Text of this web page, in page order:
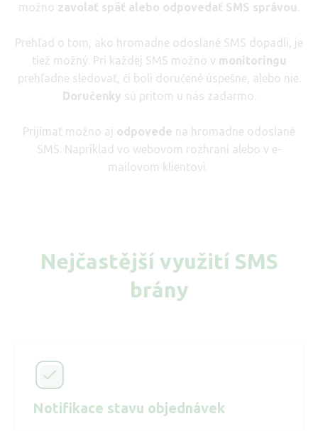
možno zavolať späť alebo odpovedať SMS správou.
Prehľad o tom, ako hromadne odoslané SMS dopadli, je
tiež možný. Pri každej SMS možno v monitoringu
prehľadne sledovať, či boli doručené úspešne, alebo nie.
Doručenky sú pritom u nás zadarmo.
Prijímať možno aj odpovede na hromadne odoslané
SMS. Napríklad vo webovom rozhraní alebo v e-
mailovom klientovi.
Nejčastější využití SMS
brány
Notifikace stavu objednávek